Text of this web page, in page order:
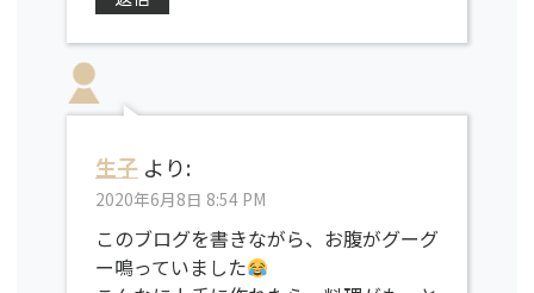
生子 より:
2020年6月8日 8:54 PM
このブログを書きながら、お腹がグーグ
ー鳴っていました